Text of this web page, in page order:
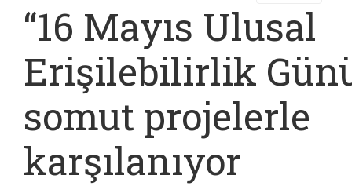
“16 Mayıs Ulusal
Erişilebilirlik
somut projelerle
karşılanıyor